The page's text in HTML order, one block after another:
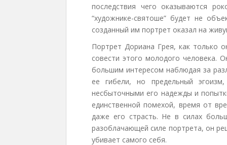
последствия чего оказываются
“художнике-святоше” будет не
созданный им портрет оказал на
Портрет Дориана Грея, как только
совести этого молодого человека.
большим интересом наблюдая за
ее гибели, но предельный
несбыточными его надежды и
единственной помехой, время от
даже его страсть. Не в силах
разоблачающей силе портрета, он
убивает самого себя.